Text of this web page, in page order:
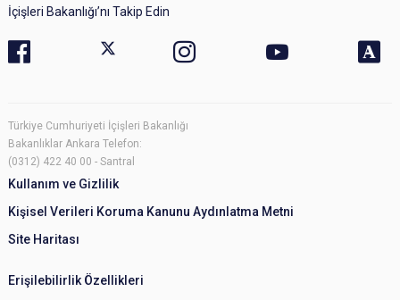
İçişleri Bakanlığı’nı Takip Edin
Türkiye Cumhuriyeti İçişleri Bakanlığı
Bakanlıklar Ankara Telefon:
(0312) 422 40 00 - Santral
Kullanım ve Gizlilik
Kişisel Verileri Koruma Kanunu Aydınlatma Metni
Site Haritası
Erişilebilirlik Özellikleri